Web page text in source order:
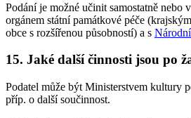
Podání je možné učinit samostatně nebo
orgánem státní památkové péče
obce s rozšířenou působností) a s
15. Jaké další činnosti jsou po
Podatel může být Ministerstvem kultury
příp. o další součinnost.